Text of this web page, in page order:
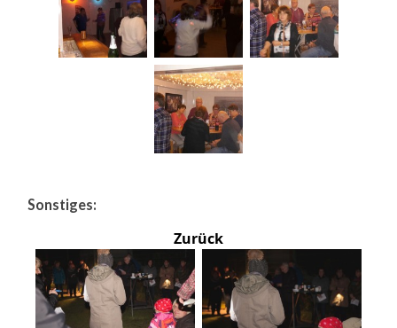
Sonstiges:
Zurück